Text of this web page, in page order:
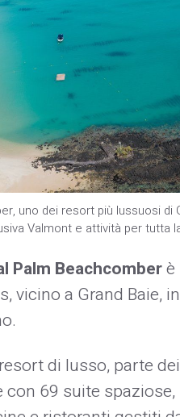
uno dei resort più lussuosi
Valmont e attività per tutta
Palm Beachcomber
vicino a Grand Baie,
di lusso, parte dei
69 suite